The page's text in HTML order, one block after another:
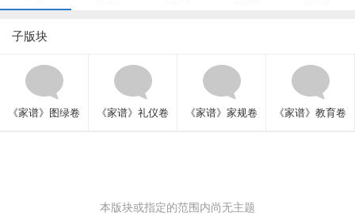
子版块
《家谱》图绿卷 《家谱》礼仪卷 《家谱》家规卷 《家谱》教育卷
本版块或指定的范围内尚无主题